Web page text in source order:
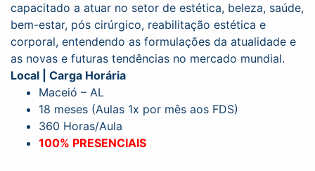
capacitado a atuar no setor de estética, beleza, saúde,
bem-estar, pós cirúrgico, reabilitação estética e
corporal, entendendo as formulações da atualidade e
as novas e futuras tendências no mercado mundial.
Local | Carga Horária
Maceió – AL
18 meses (Aulas 1x por mês aos FDS)
360 Horas/Aula
100% PRESENCIAIS